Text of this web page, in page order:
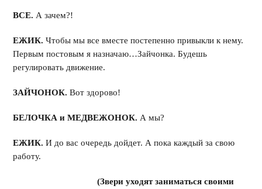
ВСЕ. А зачем?!
ЕЖИК. Чтобы мы все вместе постепенно привыкли к нему.
Первым постовым я назначаю…Зайчонка. Будешь
регулировать движение.
ЗАЙЧОНОК. Вот здорово!
БЕЛОЧКА и МЕДВЕЖОНОК. А мы?
ЕЖИК.И до вас очередь дойдет. А пока каждый за свою
работу.
(Звери уходят заниматься своими